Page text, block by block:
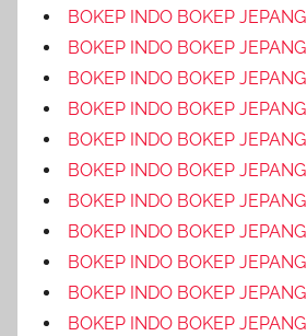
BOKEP INDO BOKEP JEPANG
BOKEP INDO BOKEP JEPANG
BOKEP INDO BOKEP JEPANG
BOKEP INDO BOKEP JEPANG
BOKEP INDO BOKEP JEPANG
BOKEP INDO BOKEP JEPANG
BOKEP INDO BOKEP JEPANG
BOKEP INDO BOKEP JEPANG
BOKEP INDO BOKEP JEPANG
BOKEP INDO BOKEP JEPANG
BOKEP INDO BOKEP JEPANG